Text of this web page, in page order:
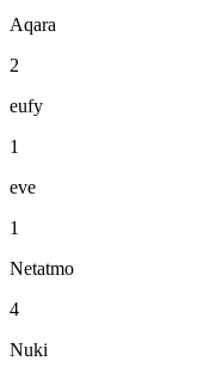
Aqara
2
eufy
1
eve
1
Netatmo
4
Nuki